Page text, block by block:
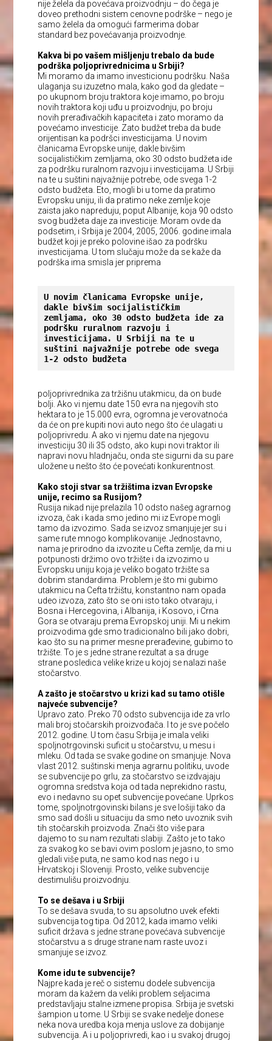
nije želela da povećava proizvodnju – do čega je
doveo prethodni sistem cenovne podrške – nego je
samo želela da omogući farmerima dobar
standard bez povećavanja proizvodnje.
Kakva bi po vašem mišljenju trebalo da bude
podrška poljoprivrednicima u Srbiji?
Mi moramo da imamo investicionu podršku. Naša
ulaganja su izuzetno mala, kako god da gledate –
po ukupnom broju traktora koje imamo, po broju
novih traktora koji uđu u proizvodnju, po broju
novih prerađivačkih kapaciteta i zato moramo da
povećamo investicije. Zato budžet treba da bude
orijentisan ka podršci investicijama. U novim
članicama Evropske unije, dakle bivšim
socijalističkim zemljama, oko 30 odsto budžeta ide
za podršku ruralnom razvoju i investicijama. U Srbiji
na te u suštini najvažnije potrebe, ode svega 1-2
odsto budžeta. Eto, mogli bi u tome da pratimo
Evropsku uniju, ili da pratimo neke zemlje koje
zaista jako napreduju, poput Albanije, koja 90 odsto
svog budžeta daje za investicije. Moram ovde da
podsetim, i Srbija je 2004, 2005, 2006. godine imala
budžet koji je preko polovine išao za podršku
investicijama. U tom slučaju može da se kaže da
podrška ima smisla jer priprema
U novim članicama Evropske unije,
dakle bivšim socijalističkim
zemljama, oko 30 odsto budžeta ide za
podršku ruralnom razvoju i
investicijama. U Srbiji na te u
suštini najvažnije potrebe ode svega
1-2 odsto budžeta
poljoprivrednika za tržišnu utakmicu, da on bude
bolji. Ako vi njemu date 150 evra na njegovih sto
hektara to je 15.000 evra, ogromna je verovatnoća
da će on pre kupiti novi auto nego što će ulagati u
poljoprivredu. A ako vi njemu date na njegovu
investiciju 30 ili 35 odsto, ako kupi novi traktor ili
napravi novu hladnjaču, onda ste sigurni da su pare
uložene u nešto što će povećati konkurentnost.
Kako stoji stvar sa tržištima izvan Evropske
unije, recimo sa Rusijom?
Rusija nikad nije prelazila 10 odsto našeg agrarnog
izvoza, čak i kada smo jedino mi iz Evrope mogli
tamo da izvozimo. Sada se izvoz smanjuje jer su i
same rute mnogo komplikovanije. Jednostavno,
nama je prirodno da izvozite u Cefta zemlje, da mi u
potpunosti držimo ovo tržište i da izvozimo u
Evropsku uniju koja je veliko bogato tržište sa
dobrim standardima. Problem je što mi gubimo
utakmicu na Cefta tržištu, konstantno nam opada
udeo izvoza, zato što se oni isto tako otvaraju, i
Bosna i Hercegovina, i Albanija, i Kosovo, i Crna
Gora se otvaraju prema Evropskoj uniji. Mi u nekim
proizvodima gde smo tradicionalno bili jako dobri,
kao što su na primer mesne prerađevine, gubimo to
tržište. To je s jedne strane rezultat a sa druge
strane posledica velike krize u kojoj se nalazi naše
stočarstvo.
A zašto je stočarstvo u krizi kad su tamo otišle
najveće subvencije?
Upravo zato. Preko 70 odsto subvencija ide za vrlo
mali broj stočarskih proizvođača. I to je sve počelo
2012. godine. U tom času Srbija je imala veliki
spoljnotrgovinski suficit u stočarstvu, u mesu i
mleku. Od tada se svake godine on smanjuje. Nova
vlast 2012. suštinski menja agrarnu politiku, uvode
se subvencije po grlu, za stočarstvo se izdvajaju
ogromna sredstva koja od tada neprekidno rastu,
evo i nedavno su opet subvencije povećane. Uprkos
tome, spoljnotrgovinski bilans je sve lošiji tako da
smo sad došli u situaciju da smo neto uvoznik svih
tih stočarskih proizvoda. Znači što više para
dajemo to su nam rezultati slabiji. Zašto je to tako
za svakog ko se bavi ovim poslom je jasno, to smo
gledali više puta, ne samo kod nas nego i u
Hrvatskoj i Sloveniji. Prosto, velike subvencije
destimulišu proizvodnju.
To se dešava i u Srbiji
To se dešava svuda, to su apsolutno uvek efekti
subvencija tog tipa. Od 2012, kada imamo veliki
suficit država s jedne strane povećava subvencije
stočarstvu a s druge strane nam raste uvoz i
smanjuje se izvoz.
Kome idu te subvencije?
Najpre kada je reč o sistemu dodele subvencija
moram da kažem da veliki problem seljacima
predstavljaju stalne izmene propisa. Srbija je svetski
šampion u tome. U Srbiji se svake nedelje donese
neka nova uredba koja menja uslove za dobijanje
subvencija. A i u poljoprivredi, kao i u svakoj drugoj